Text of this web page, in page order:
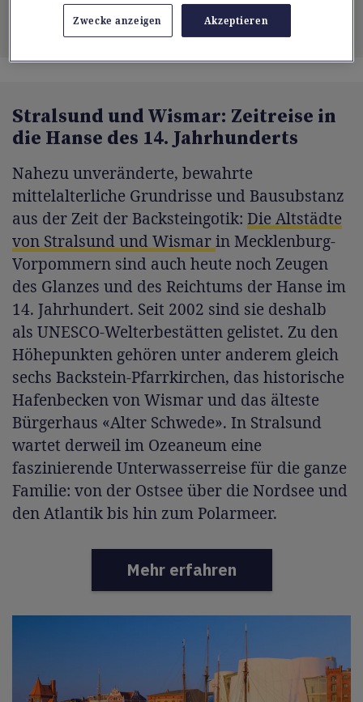
Grenzwall in Bad Homburg (DZT Gregor Dinghauser)
Stralsund und Wismar: Zeitreise in
die Hanse des 14. Jahrhunderts
Nahezu unveränderte, bewahrte
mittelalterliche Grundrisse und Bausubstanz
aus der Zeit der Backsteingotik: Die Altstädte
von Stralsund und Wismarin Mecklenburg-
Vorpommern sind auch heute noch Zeugen
des Glanzes und des Reichtums der Hanse im
14. Jahrhundert. Seit 2002 sind sie deshalb
als UNESCO-Welterbestätten gelistet. Zu den
Höhepunkten gehören unter anderem gleich
sechs Backstein-Pfarrkirchen, das historische
Hafenbecken von Wismar und das älteste
Bürgerhaus «Alter Schwede». In Stralsund
wartet derweil im Ozeaneum eine
faszinierende Unterwasserreise für die ganze
Familie: von der Ostsee über die Nordsee und
den Atlantik bis hin zum Polarmeer.
Mehr erfahren
Zwecke anzeigen Akzeptieren